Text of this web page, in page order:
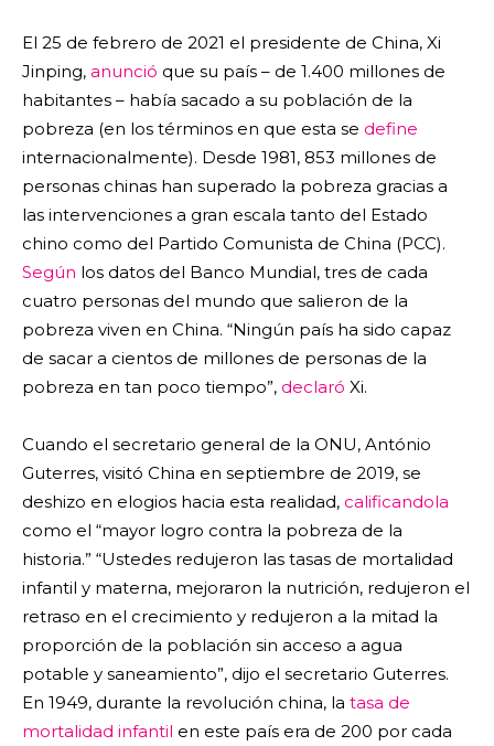
El 25 de febrero de 2021 el presidente de China, Xi
Jinping, anunció que su país – de 1.400 millones de
habitantes – había sacado a su población de la
pobreza (en los términos en que esta se define
internacionalmente). Desde 1981, 853 millones de
personas chinas han superado la pobreza gracias a
las intervenciones a gran escala tanto del Estado
chino como del Partido Comunista de China (PCC).
Según los datos del Banco Mundial, tres de cada
cuatro personas del mundo que salieron de la
pobreza viven en China. “Ningún país ha sido capaz
de sacar a cientos de millones de personas de la
pobreza en tan poco tiempo”, declaró Xi.
Cuando el secretario general de la ONU, António
Guterres, visitó China en septiembre de 2019, se
deshizo en elogios hacia esta realidad, calificandola
como el “mayor logro contra la pobreza de la
historia.” “Ustedes redujeron las tasas de mortalidad
infantil y materna, mejoraron la nutrición, redujeron el
retraso en el crecimiento y redujeron a la mitad la
proporción de la población sin acceso a agua
potable y saneamiento”, dijo el secretario Guterres.
En 1949, durante la revolución china, la tasa de
mortalidad infantil en este país era de 200 por cada